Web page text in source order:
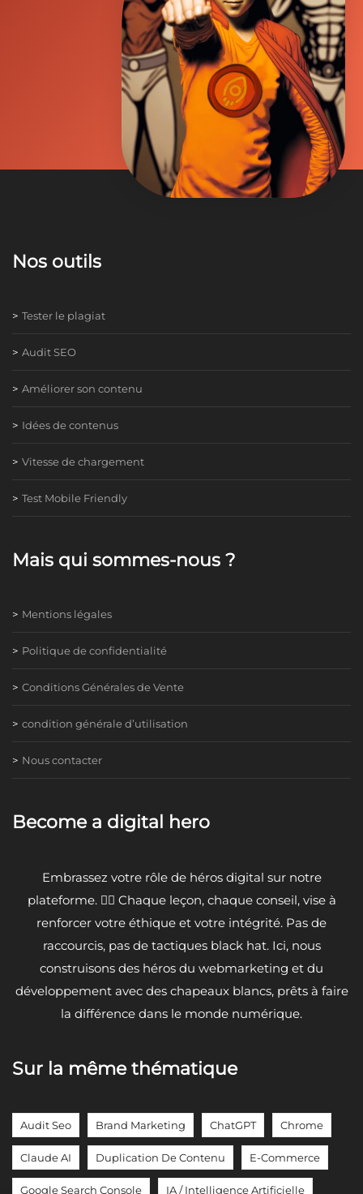
Nos outils
Tester le plagiat
Audit SEO
Améliorer son contenu
Idées de contenus
Vitesse de chargement
Test Mobile Friendly
Mais qui sommes-nous ?
Mentions légales
Politique de confidentialité
Conditions Générales de Vente
condition générale d’utilisation
Nous contacter
Become a digital hero
Embrassez votre rôle de héros digital sur notre
plateforme. 🦸‍♂️ Chaque leçon, chaque conseil, vise à
renforcer votre éthique et votre intégrité. Pas de
raccourcis, pas de tactiques black hat. Ici, nous
construisons des héros du webmarketing et du
développement avec des chapeaux blancs, prêts à faire
la différence dans le monde numérique.
Sur la même thématique
Audit Seo Brand Marketing ChatGPT Chrome
Claude AI Duplication De Contenu E-Commerce
Google Search Console IA / Intelligence Artificielle